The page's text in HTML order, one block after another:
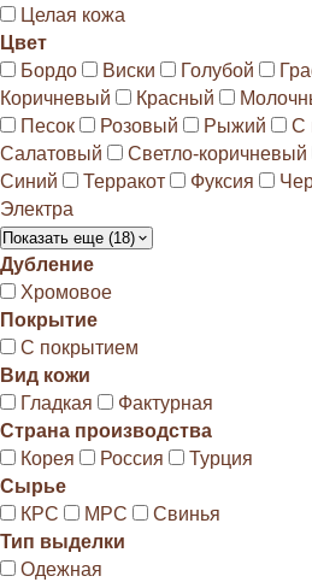
Целая кожа
Цвет
Бордо
Виски Голубой
Коричневый
Красный
Песок
Розовый Рыжий
С
Салатовый
Светло-коричневый
Синий
Терракот Фуксия
Электра
Показать еще (18)
Дубление
Хромовое
Покрытие
С покрытием
Вид кожи
Гладкая
Фактурная
Страна производства
Корея
Россия
Турция
Сырье
КРС
МРС
Свинья
Тип выделки
Одежная